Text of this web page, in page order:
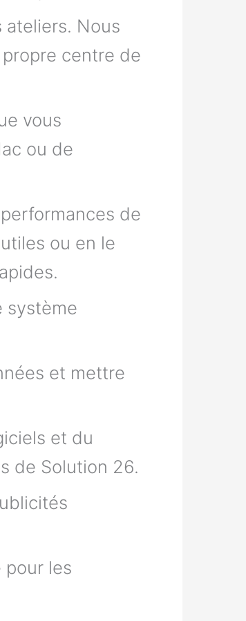
ateliers. Nous
centre de
vous
ou de
de
ou en le
système
et mettre
et du
de Solution 26.
pour les